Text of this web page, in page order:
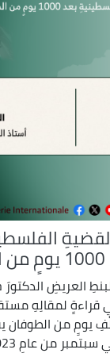
1000 يومٍ من الطوفان
العريضِ
قراءةٍ لمقالِهِ
يومٍ من الطوفان
من عامِ 2023، وأثناءَ ...